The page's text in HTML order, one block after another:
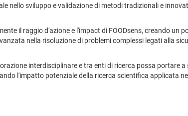
nello sviluppo e validazione di metodi tradizionali e
il raggio d'azione e l'impact di FOODsens, creando un
nella risoluzione di problemi complessi legati alla
interdisciplinare e tra enti di ricerca possa portare
l'impatto potenziale della ricerca scientifica applicata